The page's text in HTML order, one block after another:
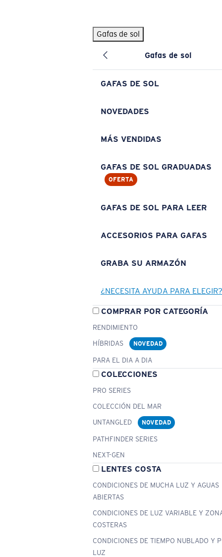
Gafas de sol
Gafas de sol
GAFAS DE SOL
NOVEDADES
MÁS VENDIDAS
GAFAS DE SOL GRADUADAS
OFERTA
GAFAS DE SOL PARA LEER
ACCESORIOS PARA GAFAS
GRABA SU ARMAZÓN
¿NECESITA AYUDA PARA ELEGIR?
COMPRAR POR CATEGORÍA
RENDIMIENTO
HÍBRIDAS
NOVEDAD
PARA EL DIA A DIA
COLECCIONES
PRO SERIES
COLECCIÓN DEL MAR
UNTANGLED
NOVEDAD
PATHFINDER SERIES
NEXT-GEN
LENTES COSTA
CONDICIONES DE MUCHA LUZ Y AGUAS
ABIERTAS
CONDICIONES DE LUZ VARIABLE Y
COSTERAS
CONDICIONES DE TIEMPO NUBLADO Y
LUZ
BÚSQUEDAS POPULARES
Pilothouse PRO Limited Edition Pack Exclusivo
Gafas de sol personalizadas
Los más vendidos de gafas de sol